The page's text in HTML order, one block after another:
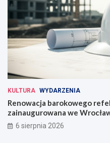
KULTURA WYDARZENIA
Renowacja barokowego
zainaugurowana we
6 sierpnia 2026